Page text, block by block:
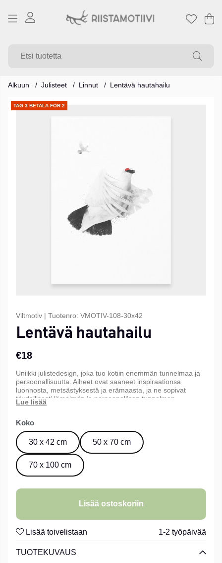
.
Alkuun Julisteet Linnut Lentävä hautahailu
TAG 3 BETALA FÖR 2
Tuotekuvat
Viltmotiv | Tuotenro: VMOTIV-108-30x42
Lentävä hautahailu
€18
Uniikki julistedesign, joka tuo kotiin enemmän tunnelmaa ja
persoonallisuutta. Aiheet ovat saaneet inspiraationsa
luonnosta, metsästyksestä ja erämaasta, ja ne sopivat
täydellisesti lämpimän ja persoonallisen tunnelman
luomiseen kotiin, mökille tai toimistoon. Saatavana kolmessa
Koko
30 x 42 cm 50 x 70 cm
70 x 100 cm
Lisää ostoskoriin
Lisää toivelistaan 1-2 työpäivää
TUOTEKUVAUS